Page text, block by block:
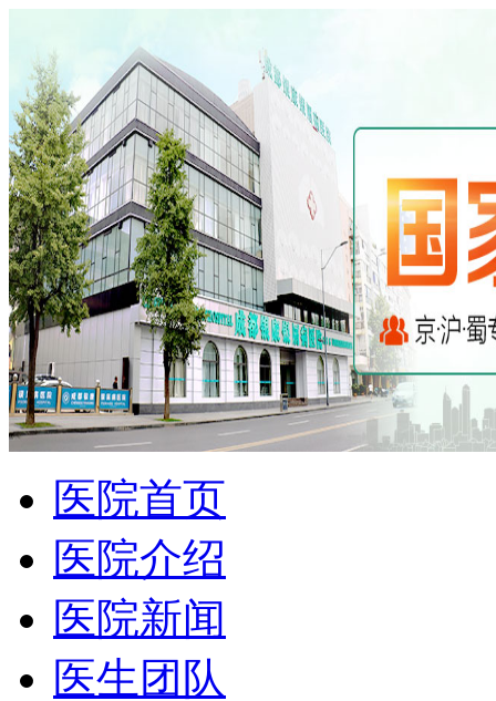
医院首页
医院介绍
医院新闻
医生团队